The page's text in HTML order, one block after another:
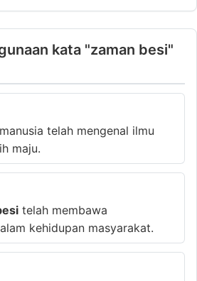
kata "zaman besi"
telah mengenal ilmu
maju.
telah membawa
kehidupan masyarakat.